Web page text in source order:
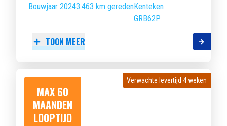
Bouwjaar 20243.463 km geredenKenteken
GRB62P
TOON MEER
MAX 60
MAANDEN
LOOPTIJD
Verwachte levertijd 4 weken
Verwachte levertijd 4 weken